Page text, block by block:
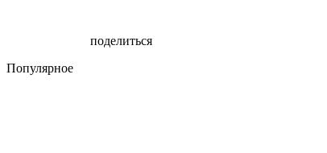
поделиться
Популярное